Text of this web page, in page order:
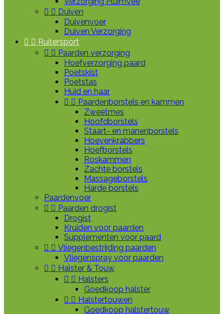
  Duiven
Duivenvoer
Duiven Verzorging
  Ruitersport
  Paarden verzorging
Hoefverzorging paard
Poetskist
Poetstas
Huid en haar
  Paardenborstels en kammen
Zweetmes
Hoofdborstels
Staart- en manenborstels
Hoevenkrabbers
Hoefborstels
Roskammen
Zachte borstels
Massageborstels
Harde borstels
Paardenvoer
  Paarden drogist
Drogist
Kruiden voor paarden
Supplementen voor paard
  Vliegenbestrijding paarden
Vliegenspray voor paarden
  Halster & Touw
  Halsters
Goedkoop halster
  Halstertouwen
Goedkoop halstertouw